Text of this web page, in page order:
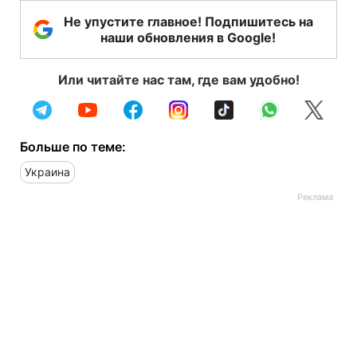
Не упустите главное! Подпишитесь на
наши обновления в Google!
Или читайте нас там, где вам удобно!
Больше по теме:
Украина